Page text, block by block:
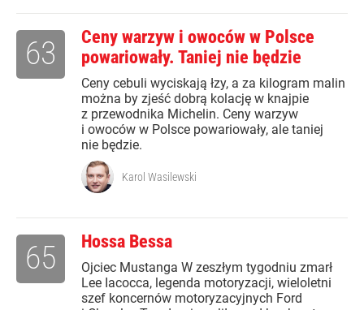
Ceny warzyw i owoców w Polsce
powariowały. Taniej nie będzie
Ceny cebuli wyciskają łzy, a za kilogram malin
można by zjeść dobrą kolację w knajpie
z przewodnika Michelin. Ceny warzyw
i owoców w Polsce powariowały, ale taniej
nie będzie.
63
Karol Wasilewski
Hossa Bessa
Ojciec Mustanga W zeszłym tygodniu zmarł
Lee Iacocca, legenda motoryzacji, wieloletni
szef koncernów motoryzacyjnych Ford
65